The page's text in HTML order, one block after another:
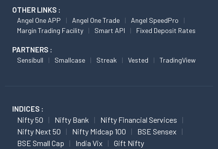
OTHER LINKS :
Angel One APP Angel One Trade
Angel SpeedPro
Margin Trading Facility
Smart API Fixed Deposit Rates
PARTNERS :
Sensibull Smallcase Streak Vested TradingView
INDICES :
Nifty 50 Nifty Bank
Nifty Financial Services
Nifty Next 50
Nifty Midcap 100
BSE Sensex
BSE Small Cap
India Vix Gift Nifty